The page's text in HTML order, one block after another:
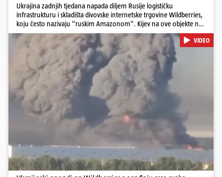
Ukrajina zadnjih tjedana napada diljem Rusije logističku
infrastrukturu i skladišta divovske internetske trgovine Wildberries,
koju često nazivaju "ruskim Amazonom". Kijev na ove objekte ne
gleda samo kao na obična trgovačka skladišta, već tvrdi da ih ruske
snage koriste i za vojne potrebe, odnosno za skladištenje i
distribuciju dijelova za dronove i druge opreme koja se koristi u
ratu. S druge strane, napadi služe i kao izravan odgovor na ruska
bombardiranja ukrajinske poštanske i logističke infrastrukture te
kao način da se ekonomske posljedice rata prenesu dublje na ruski
teritorij i približe običnim građanima.
Pokretanje videa...
VIDEO